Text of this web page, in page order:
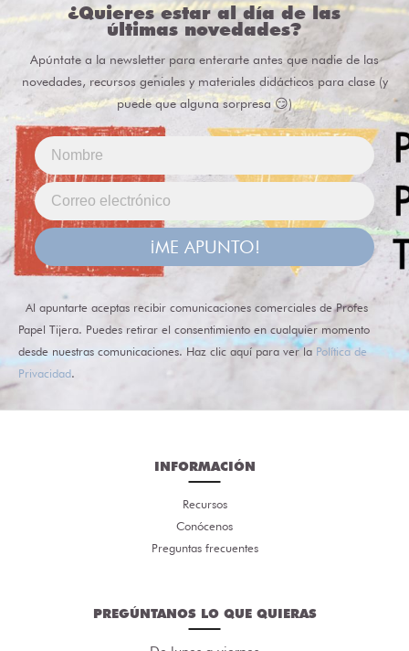
¿Quieres estar al día de las
últimas novedades?
Apúntate a la newsletter para enterarte antes que nadie de las
novedades, recursos geniales y materiales didácticos para clase (y
puede que alguna sorpresa 😏)
¡ME APUNTO!
Al apuntarte aceptas recibir comunicaciones comerciales de Profes
Papel Tijera. Puedes retirar el consentimiento en cualquier momento
desde nuestras comunicaciones. Haz clic aquí para ver la Política de
Privacidad.
INFORMACIÓN
Recursos
Conócenos
Preguntas frecuentes
PREGÚNTANOS LO QUE QUIERAS